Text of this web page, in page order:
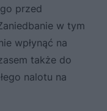
przed
w tym
wpłynąć na
także do
nalotu na